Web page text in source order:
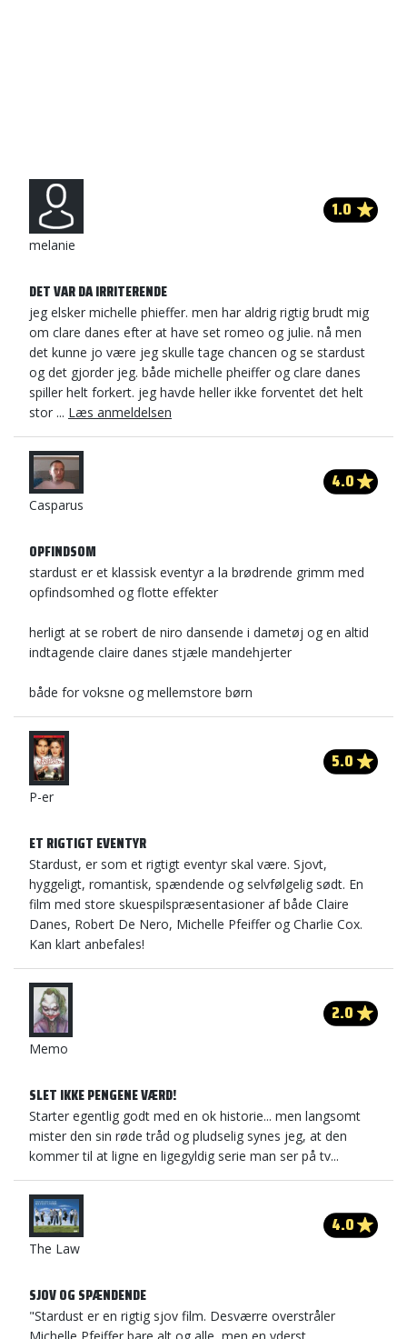
melanie
1.0
DET VAR DA IRRITERENDE
jeg elsker michelle phieffer. men har aldrig rigtig brudt mig
om clare danes efter at have set romeo og julie. nå men
det kunne jo være jeg skulle tage chancen og se stardust
og det gjorder jeg. både michelle pheiffer og clare danes
spiller helt forkert. jeg havde heller ikke forventet det helt
stor ... Læs anmeldelsen
Casparus
4.0
OPFINDSOM
stardust er et klassisk eventyr a la brødrende grimm med
opfindsomhed og flotte effekter
herligt at se robert de niro dansende i dametøj og en altid
indtagende claire danes stjæle mandehjerter
både for voksne og mellemstore børn
P-er
5.0
ET RIGTIGT EVENTYR
Stardust, er som et rigtigt eventyr skal være. Sjovt,
hyggeligt, romantisk, spændende og selvfølgelig sødt. En
film med store skuespilspræsentasioner af både Claire
Danes, Robert De Nero, Michelle Pfeiffer og Charlie Cox.
Kan klart anbefales!
Memo
2.0
SLET IKKE PENGENE VÆRD!
Starter egentlig godt med en ok historie... men langsomt
mister den sin røde tråd og pludselig synes jeg, at den
kommer til at ligne en ligegyldig serie man ser på tv...
The Law
4.0
SJOV OG SPÆNDENDE
"Stardust er en rigtig sjov film. Desværre overstråler